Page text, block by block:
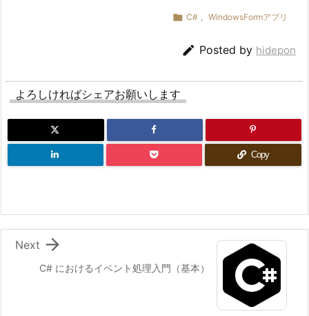
 C# WindowsFormアプリ
 Posted by hidepon
よろしければシェアお願いします
Copy
C# におけるイベント処理入門（基本）

Next